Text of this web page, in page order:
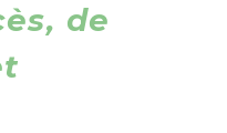
de